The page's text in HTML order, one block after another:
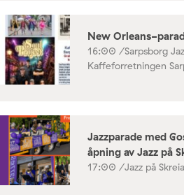
New Orleans-
16:00 /Sarpsborg
Kaffeforretningen
Jazzparade med
åpning av Jazz på
17:00 /Jazz på